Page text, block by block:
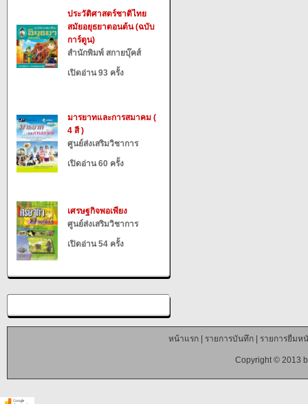
ประวัติศาสตร์ชาติไทย
สมัยอยุธยาตอนต้น (ฉบับ
การ์ตูน)
สำนักพิมพ์ สกายบุ๊คส์
เปิดอ่าน 93 ครั้ง
มารยาทและการสมาคม (
4 สี )
ศูนย์ส่งเสริมวิชาการ
เปิดอ่าน 60 ครั้ง
เศรษฐกิจพอเพียง
ศูนย์ส่งเสริมวิชาการ
เปิดอ่าน 54 ครั้ง
หน้าแรก| รายการบันทึก| รายการยืมห
Copyright © 2013